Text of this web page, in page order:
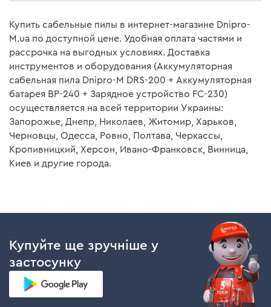
Аккумулятор BP-240 дополнительно ко всем
преимуществам имеет 4 ряда защиты:
от перезарядки – когда заряд батареи
максимален, процесс подачи тока прекращается;
от переразрядки – когда заряд батареи
минимальный, инструмент отключается
автоматически и работа двигателя прекратится;
от перегрева – когда температура батареи станет
критически высокой, инструмент отключается
Эргономика
Небольшой вес аккумулятора обеспечивает еще
большую эргономику инструмента и позволяет
Пильное полотно нет
Зарядное устройство Dnipro-M FC-230
Зарядное устройство есть
Аккумуляторная батарея Dnipro-M BP-240 4 А*ч
Скачать инструкцию к "Аккумуляторная сабельная пила
Купить сабельные пилы в интернет-магазине Dnipro-
M.ua по доступной цене. Удобная оплата частями и
рассрочка на выгодных условиях. Доставка
инструментов и оборудования (Аккумуляторная
сабельная пила Dnipro-M DRS-200 + Аккумуляторная
батарея BP-240 + Зарядное устройство FC-230)
осуществляется на всей территории Украины:
Запорожье, Днепр, Николаев, Житомир, Харьков,
Черновцы, Одесса, Ровно, Полтава, Черкассы,
Кропивницкий, Херсон, Ивано-Франковск, Винница,
Киев и другие города.
Купуйте ще зручніше у
застосунку